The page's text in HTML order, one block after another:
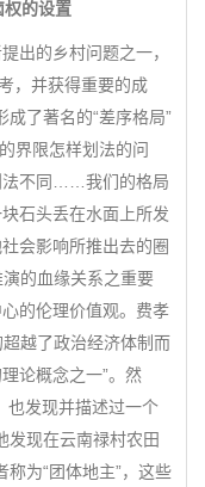
权的设置
的乡村问题之一，
，并获得重要的成
成了著名的“差序格局”
界限怎样划法的问
法不同……我们的格局
石头丢在水面上所发
会影响所推出去的圈
演的血缘关系之重要
的伦理价值观。费孝
超越了政治经济体制而
论概念之一”。然
也发现并描述过一个
发现在云南禄村农田
称为“团体地主”，这些